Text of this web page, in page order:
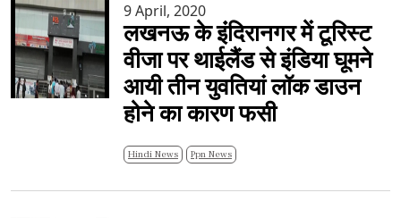
9 April, 2020
लखनऊ के इंंदिरानगर में टूरिस्ट
वीजा पर थाईलैंड से इंडिया घूमने
आयी तीन युवतियां लॉक डाउन
होने का कारण फसी
Hindi News Ppn News